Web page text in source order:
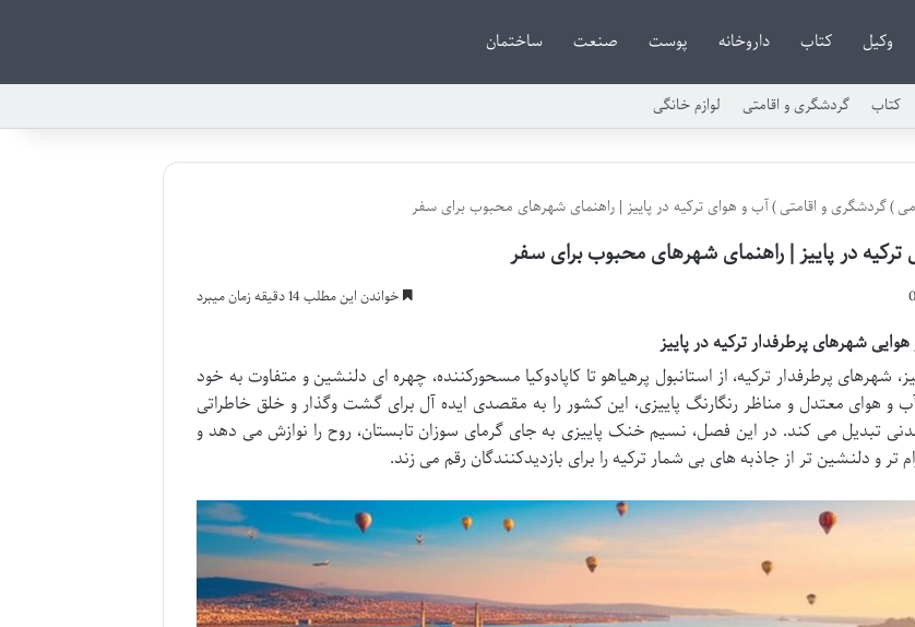
وکیل کتاب داروخانه پوست صنعت ساختمان
کتاب گردشگری و اقامتی لوازم خانگی
)گردشگری و اقامتی)آب و هوای ترکیه در پاییز | راهنمای شهرهای محبوب برای سفر
در پاییز | راهنمای شهرهای محبوب برای سفر
خواندن این مطلب 14 دقیقه زمان میبرد
شهرهای پرطرفدار ترکیه در پاییز
شهرهای پرطرفدار ترکیه، از استانبول پرهیاهو تا کاپادوکیا مسحورکننده، چهره ای دلنشین و متفاوت به خود
و هوای معتدل و مناظر رنگارنگ پاییزی، این کشور را به مقصدی ایده آل برای گشت وگذار و خلق خاطراتی
تبدیل می کند. در این فصل، نسیم خنک پاییزی به جای گرمای سوزان تابستان، روح را نوازش می دهد و
تر و دلنشین تر از جاذبه های بی شمار ترکیه را برای بازدیدکنندگان رقم می زند.